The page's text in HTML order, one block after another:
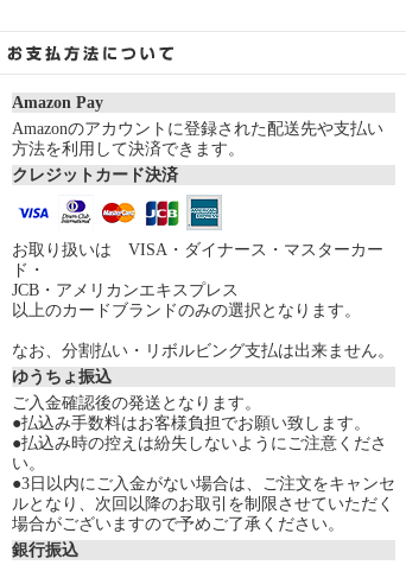
Amazon Pay
Amazonのアカウントに登録された配送先や支払い
方法を利用して決済できます。
クレジットカード決済
お取り扱いは VISA・ダイナース・マスターカー
ド・
JCB・アメリカンエキスプレス
以上のカードブランドのみの選択となります。
なお、分割払い・リボルビング支払は出来ません。
ゆうちょ振込
ご入金確認後の発送となります。
●払込み手数料はお客様負担でお願い致します。
●払込み時の控えは紛失しないようにご注意くださ
い。
●3日以内にご入金がない場合は、ご注文をキャンセ
ルとなり、次回以降のお取引を制限させていただく
場合がございますので予めご了承ください。
銀行振込